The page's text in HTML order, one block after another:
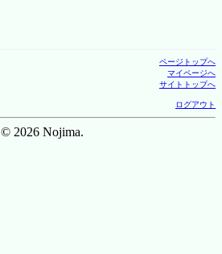
ページトップへ
マイページへ
サイトトップへ
ログアウト
© 2026 Nojima.